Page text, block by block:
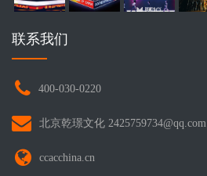
联系我们
400-030-0220
北京乾璟文化 2425759734@qq.com
ccacchina.cn